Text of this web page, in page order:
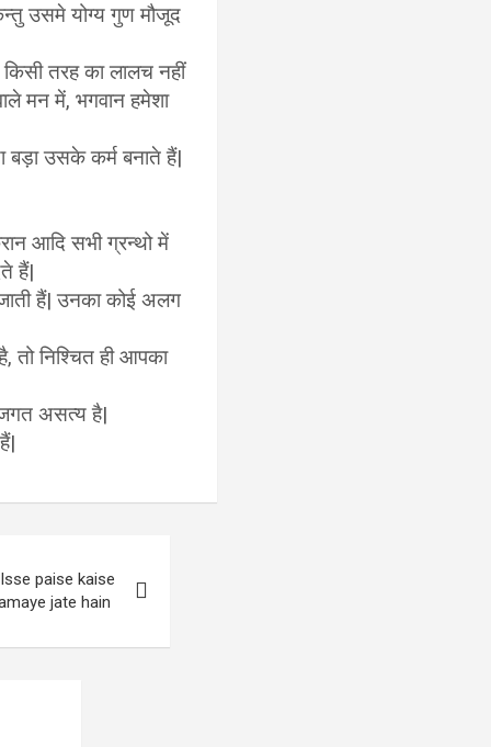
उसमे योग्य गुण मौजूद
तरह का लालच नहीं
मन में, भगवान हमेशा
बड़ा उसके कर्म बनाते हैं|
आदि सभी ग्रन्थो में
हैं|
हैं| उनका कोई अलग
तो निश्चित ही आपका
जगत असत्य है|
paise kaise
jate hain